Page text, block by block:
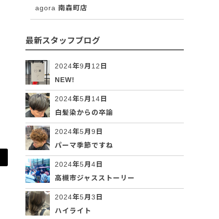
agora 南森町店
最新スタッフブログ
2024年9月12日
NEW!
2024年5月14日
白髪染からの卒論
2024年5月9日
パーマ季節ですね
2024年5月4日
高槻市ジャスストーリー
2024年5月3日
ハイライト